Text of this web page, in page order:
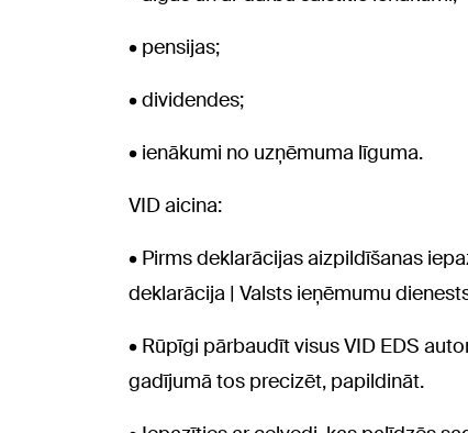
• pensijas;
• dividendes;
• ienākumi no uzņēmuma līguma.
VID aicina:
• Pirms deklarācijas aizpildīšanas
deklarācija | Valsts ieņēmumu
• Rūpīgi pārbaudīt visus VID EDS
gadījumā tos precizēt, papildināt.